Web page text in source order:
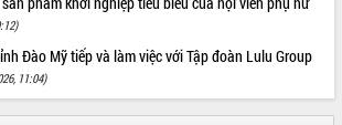
Đào Mỹ tiếp và làm việc với Tập đoàn Lulu Group
11:04)